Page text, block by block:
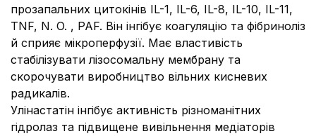
прозапальних цитокінів IL-1, IL-6, IL-8, IL-10, IL-11,
TNF, N. O. , PAF. Він інгібує коагуляцію та фібриноліз
й сприяє мікроперфузії. Має властивість
стабілізувати лізосомальну мембрану та
скорочувати виробництво вільних кисневих
радикалів.
Улінастатін інгібує активність різноманітних
гідролаз та підвищене вивільнення медіаторів